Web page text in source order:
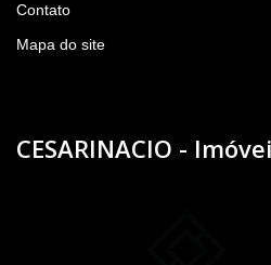
Contato
Mapa do site
CESARINACIO -